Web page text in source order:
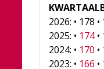
2026: • 178 •
2025: • 174•
2024: • 170 •
2023: • 166 •